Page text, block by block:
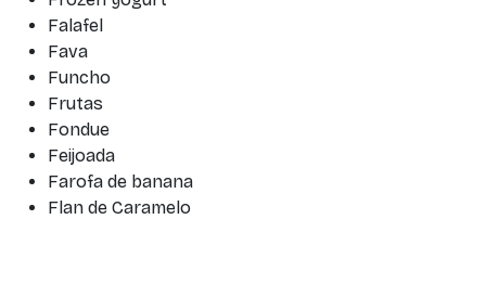
Falafel
Fava
Funcho
Frutas
Fondue
Feijoada
Farofa de banana
Flan de Caramelo